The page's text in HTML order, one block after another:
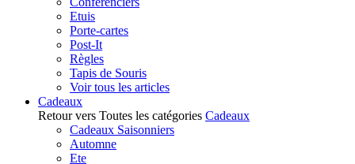
Etuis
Porte-cartes
Post-It
Règles
Tapis de Souris
Voir tous les articles
Cadeaux
Retour vers Toutes les catégories Cadeaux
Cadeaux Saisonniers
Automne
Ete